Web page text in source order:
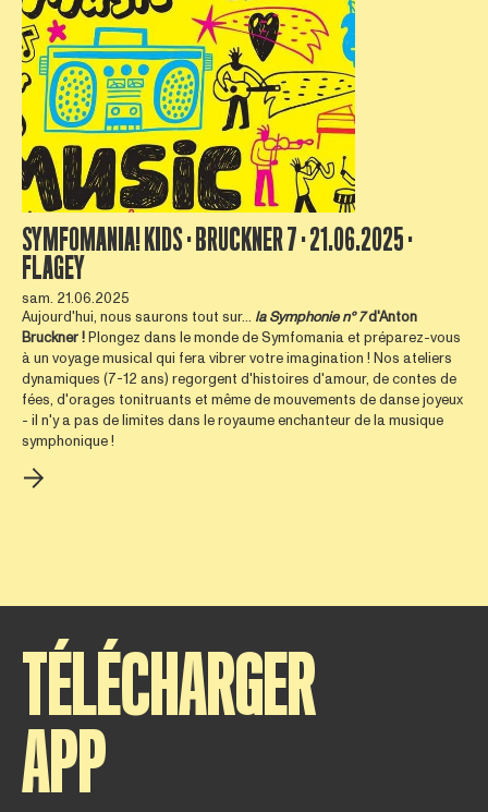
SYMFOMANIA! KIDS · BRUCKNER 7 · 21.06.2025 ·
FLAGEY
sam. 21.06.2025
Aujourd'hui, nous saurons tout sur... laSymphonie n° 7d'Anton
Bruckner !Plongez dans le monde de Symfomania et préparez-vous
à un voyage musical qui fera vibrer votre imagination ! Nos ateliers
dynamiques (7-12 ans) regorgent d'histoires d'amour, de contes de
fées, d'orages tonitruants et même de mouvements de danse joyeux
- il n'y a pas de limites dans le royaume enchanteur de la musique
symphonique !
TÉLÉCHARGER
APP